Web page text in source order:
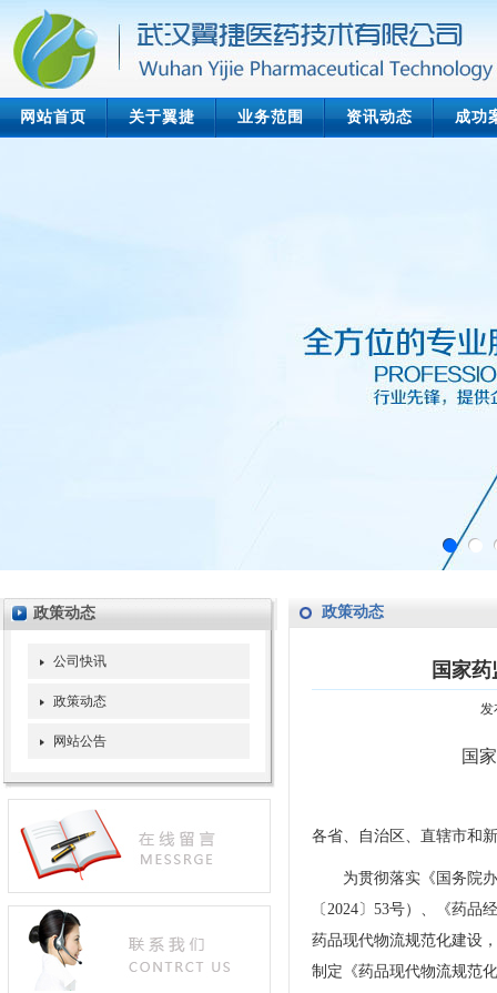
网站首页 关于翼捷 业务范围 资讯动态 成功
政策动态
公司快讯
政策动态
网站公告
政策动态
国家
发
国
各省、自治区、直辖市和
为贯彻落实《国务院
〔2024〕53号）、《药
药品现代物流规范化建设
制定《药品现代物流规范